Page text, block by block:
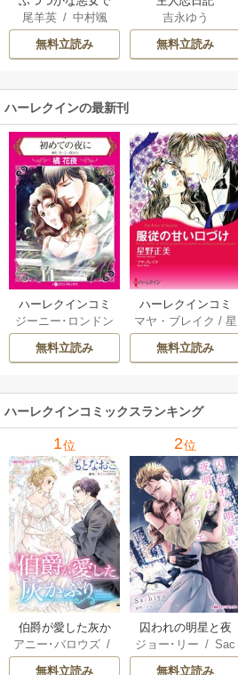
はございますが ～
雛宮蝶鼠とりかえ
伝～
尾羊英/ 中村颯
/ ゆき哉
無料立読み
吉永ゆう
無料立読み
ハーレクインの最新刊
ハーレクインコミ
ックス セット 202
6年 vol.1064 1巻
ジーニー･ロンドン
橘花夜/ メアリ
ー･ライアンズ
ーガン/星合操/ア
ン･ウィール/ 津寺
里可子
無料立読み
ハーレクインコミ
ックス セット 202
6年 vol.1002 1巻
マヤ・ブレイク / 星
野正美/ ヘレン･ブ
ルックス/のわきね
ウェイ/一重夕子
無料立読み
ハーレクインコミックスランキング
1位
伯爵が愛した灰か
ぶり
アニー･バロウズ/
もとなおこ
無料立読み
2位
囚われの明星と夜
明けのシュヴァリ
エ
ジョー･リー /Sac
hiyo
無料立読み